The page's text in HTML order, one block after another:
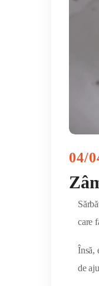
04/
care
Însă,
de